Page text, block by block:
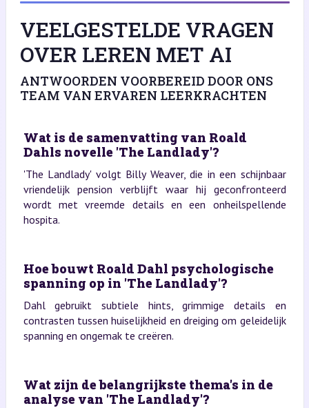
VEELGESTELDE VRAGEN
OVER LEREN MET AI
ANTWOORDEN VOORBEREID DOOR ONS
TEAM VAN ERVAREN LEERKRACHTEN
Wat is de samenvatting van Roald
Dahls novelle 'The Landlady'?
'The Landlady' volgt Billy Weaver, die in een schijnbaar
vriendelijk pension verblijft waar hij geconfronteerd
wordt met vreemde details en een onheilspellende
hospita.
Hoe bouwt Roald Dahl psychologische
spanning op in 'The Landlady'?
Dahl gebruikt subtiele hints, grimmige details en
contrasten tussen huiselijkheid en dreiging om geleidelijk
spanning en ongemak te creëren.
Wat zijn de belangrijkste thema's in de
analyse van 'The Landlady'?